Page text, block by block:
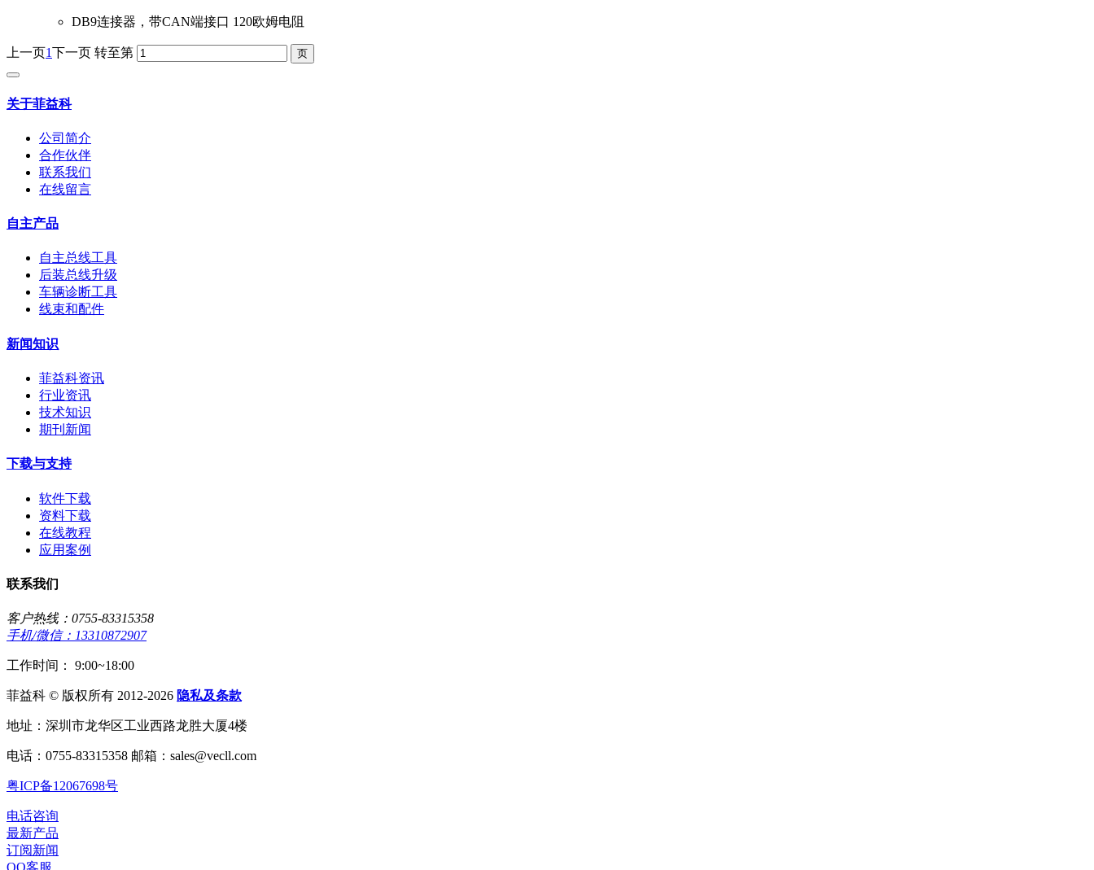
DB9连接器，带CAN端接口 120欧姆电阻
上一页1下一页 转至第
关于菲益科
公司简介
合作伙伴
联系我们
在线留言
自主产品
自主总线工具
后装总线升级
车辆诊断工具
线束和配件
新闻知识
菲益科资讯
行业资讯
技术知识
期刊新闻
下载与支持
软件下载
资料下载
在线教程
应用案例
联系我们
客户热线：0755-83315358
手机/微信：13310872907
工作时间： 9:00~18:00
菲益科 © 版权所有 2012-2026 隐私及条款
地址：深圳市龙华区工业西路龙胜大厦4楼
电话：0755-83315358 邮箱：sales@vecll.com
粤ICP备12067698号
电话咨询
最新产品
订阅新闻
QQ客服